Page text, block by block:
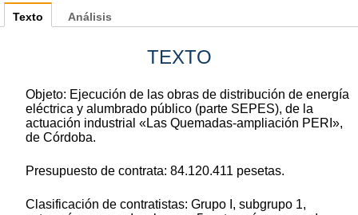
Texto
TEXTO
Objeto: Ejecución de las obras de distribución de energía
eléctrica y alumbrado público (parte SEPES), de la
actuación industrial «Las Quemadas-ampliación PERI»,
de Córdoba.
Presupuesto de contrata: 84.120.411 pesetas.
Clasificación de contratistas: Grupo I, subgrupo 1,
Análisis